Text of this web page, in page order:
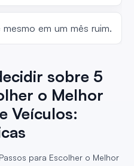
em um mês ruim.
sobre 5
o Melhor
Veículos:
para Escolher o Melhor